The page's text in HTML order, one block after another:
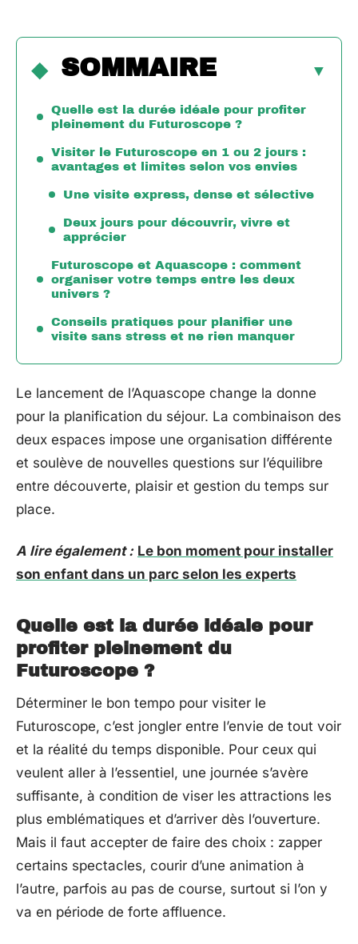
SOMMAIRE
Quelle est la durée idéale pour profiter
pleinement du Futuroscope ?
Visiter le Futuroscope en 1 ou 2 jours :
avantages et limites selon vos envies
Une visite express, dense et sélective
Deux jours pour découvrir, vivre et
apprécier
Futuroscope et Aquascope : comment
organiser votre temps entre les deux
univers ?
Conseils pratiques pour planifier une
visite sans stress et ne rien manquer
Le lancement de l’Aquascope change la donne
pour la planification du séjour. La combinaison des
deux espaces impose une organisation différente
et soulève de nouvelles questions sur l’équilibre
entre découverte, plaisir et gestion du temps sur
place.
A lire également : Le bon moment pour installer
son enfant dans un parc selon les experts
Quelle est la durée idéale pour
profiter pleinement du
Futuroscope ?
Déterminer le bon tempo pour visiter le
Futuroscope, c’est jongler entre l’envie de tout voir
et la réalité du temps disponible. Pour ceux qui
veulent aller à l’essentiel, une journée s’avère
suffisante, à condition de viser les attractions les
plus emblématiques et d’arriver dès l’ouverture.
Mais il faut accepter de faire des choix : zapper
certains spectacles, courir d’une animation à
l’autre, parfois au pas de course, surtout si l’on y
va en période de forte affluence.